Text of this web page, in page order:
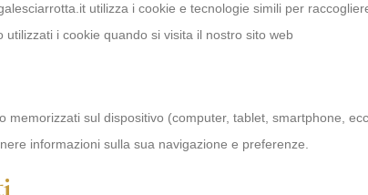
utilizza i cookie e tecnologie simili per
i cookie quando si visita il nostro sito web
memorizzati sul dispositivo (computer, tablet, smartphone,
informazioni sulla sua navigazione e preferenze.